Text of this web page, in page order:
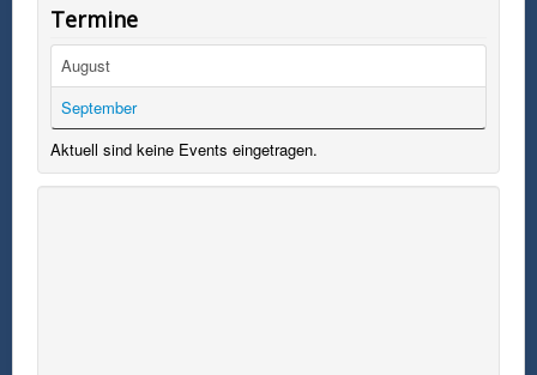
Termine
August
September
Aktuell sind keine Events eingetragen.